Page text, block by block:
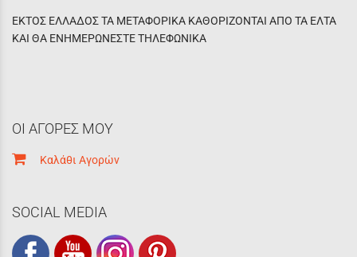
ΕΚΤΟΣ ΕΛΛΑΔΟΣ ΤΑ ΜΕΤΑΦΟΡΙΚΑ ΚΑΘΟΡΙΖΟΝΤΑΙ ΑΠΟ ΤΑ ΕΛΤΑ
ΚΑΙ ΘΑ ΕΝΗΜΕΡΩΝΕΣΤΕ ΤΗΛΕΦΩΝΙΚΑ
ΟΙ ΑΓΟΡΕΣ ΜΟΥ
Καλάθι Αγορών
SOCIAL MEDIA